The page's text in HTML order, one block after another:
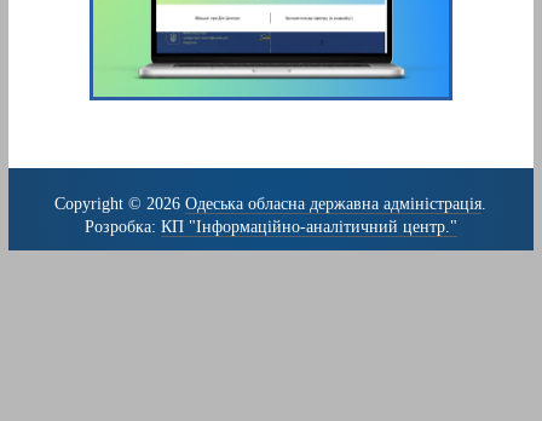
Copyright © 2026Одеська обласна державна адміністрація.
Розробка: КП "Інформаційно-аналітичний центр."